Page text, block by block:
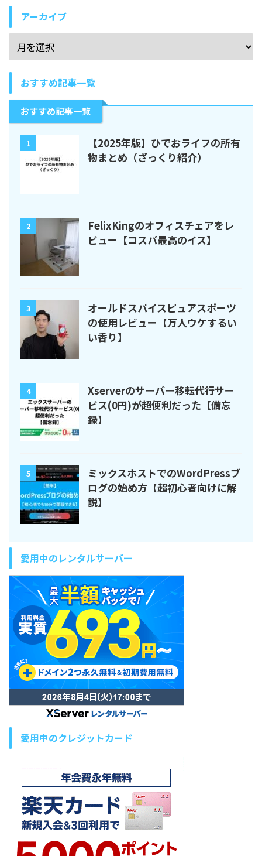
アーカイブ
おすすめ記事一覧
おすすめ記事一覧
1
【2025年版】ひでおライフの所有
物まとめ（ざっくり紹介）
2
FelixKingのオフィスチェアをレ
ビュー【コスパ最高のイス】
3
オールドスパイスピュアスポーツ
の使用レビュー【万人ウケするい
い香り】
4
Xserverのサーバー移転代行サー
ビス(0円)が超便利だった【備忘
録】
5
ミックスホストでのWordPressブ
ログの始め方【超初心者向けに解
説】
愛用中のレンタルサーバー
愛用中のクレジットカード